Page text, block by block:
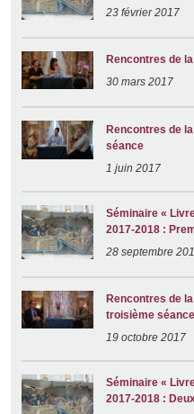
23 février 2017
Rencontres de
30 mars 2017
Rencontres de
séance
1 juin 2017
Séminaire «
2017-2018 :
28 septembre
Rencontres de
troisième séance
19 octobre 2017
Séminaire «
2017-2018 :